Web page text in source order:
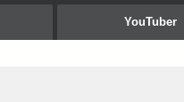
YouTuber